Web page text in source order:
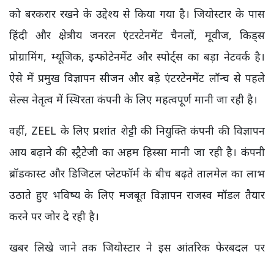
को बरकरार रखने के उद्देश्य से किया गया है। जियोस्टार के पास
हिंदी और क्षेत्रीय जनरल एंटरटेनमेंट चैनलों, मूवीज, किड्स
प्रोग्रामिंग, म्यूजिक, इन्फोटेनमेंट और स्पोर्ट्स का बड़ा नेटवर्क है।
ऐसे में प्रमुख विज्ञापन सीजन और बड़े एंटरटेनमेंट लॉन्च से पहले
सेल्स नेतृत्व में स्थिरता कंपनी के लिए महत्वपूर्ण मानी जा रही है।
वहीं, ZEEL के लिए प्रशांत शेट्टी की नियुक्ति कंपनी की विज्ञापन
आय बढ़ाने की स्ट्रैटेजी का अहम हिस्सा मानी जा रही है। कंपनी
ब्रॉडकास्ट और डिजिटल प्लेटफॉर्म के बीच बढ़ते तालमेल का लाभ
उठाते हुए भविष्य के लिए मजबूत विज्ञापन राजस्व मॉडल तैयार
करने पर जोर दे रही है।
खबर लिखे जाने तक जियोस्टार ने इस आंतरिक फेरबदल पर